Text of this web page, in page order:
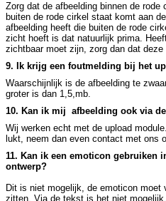
Zorg dat de afbeelding binnen de
buiten de rode cirkel staat komt aan
afbeelding heeft die buiten de rode
zicht hoeft is dat natuurlijk prima.
zichtbaar moet zijn, zorg dan dat
9. Ik krijg een foutmelding bij het
Waarschijnlijk is de afbeelding te
groter is dan 1,5,mb.
10. Kan ik mij afbeelding ook via
Wij werken echt met de upload
lukt, neem dan even contact met ons
11. Kan ik een emoticon gebruiken
ontwerp?
Dit is niet mogelijk, de emoticon moet
zitten. Via de tekst is het niet